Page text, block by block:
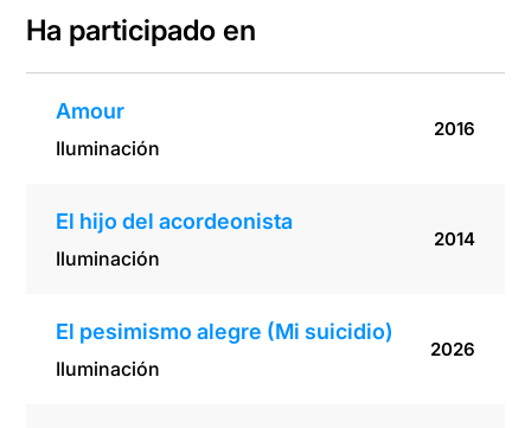
Ha participado en
Amour
Iluminación
2016
El hijo del acordeonista
Iluminación
2014
El pesimismo alegre (Mi suicidio)
Iluminación
2026